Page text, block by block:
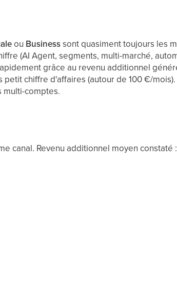
ou Businesssont quasiment toujours les
(AI Agent, segments, multi-marché,
grâce au revenu additionnel
chiffre d'affaires (autour de 100 €/mois).
multi-comptes.
canal. Revenu additionnel moyen constaté :